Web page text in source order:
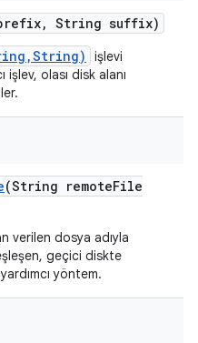
, String suffix)
işlevi
işlev, olası disk alanı
(String remoteFile
verilen dosya adıyla
geçici diskte
yöntem.